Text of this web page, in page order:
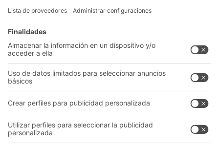
Las estanterías de baldas están disponibles con
diferentes capacidades de carga y se pueden
utilizar para archivar, para suministrar
mercancías en estaciones de montaje y en
entornos de producción, o como estructura de
soporte para entreplantas.
Soluciones intralogísticas
Sistemas de transporte
Nuestros servicios
Asesoramiento y servicio
Catálogo General
Documentos para descargar
Formulario de contacto
Empresa
Quiénes somos
Nuestra red global
Centros de producción
Follow us